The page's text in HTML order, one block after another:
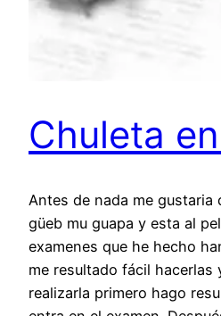
Chuleta
Antes de nada me gustaria
güeb mu guapa y esta al
examenes que he hecho
me resultado fácil hacerlas
realizarla primero hago